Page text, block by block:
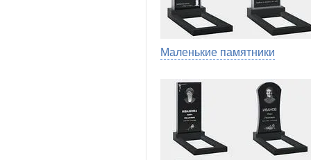
Маленькие памятники